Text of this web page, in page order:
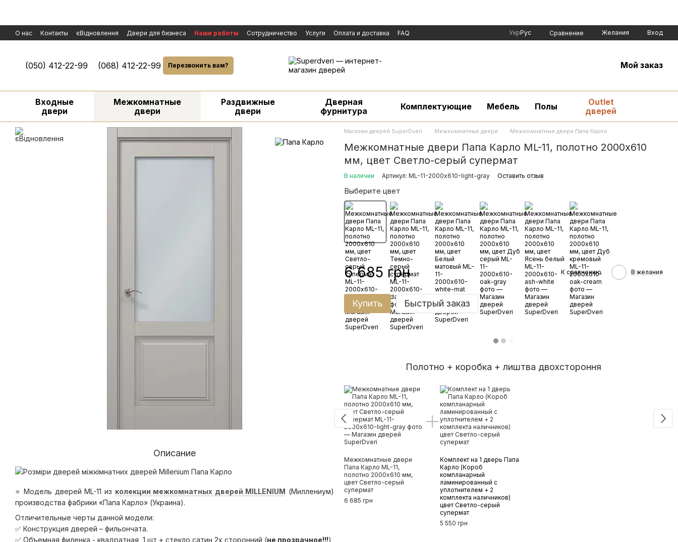
О нас Контакты єВідновлення Двери для бизнеса Наши работы Сотрудничество Услуги Оплата и доставка
FAQ
Политика конфиденциальности
Обмен и возврат Договор публичной оферты Бренды
Новости
УкрРус Сравнение Желания Вход
(050) 412-22-99 (068) 412-22-99 Перезвонить вам? Мой заказ
Входные
двери
Межкомнатные
двери
Раздвижные
двери
Дверная
фурнитура
Комплектующие Мебель Полы
Outlet
дверей
Описание
⭐️ Модель дверей ML-11 из колекции межкомнатных дверей MILLENIUM (Миллениум)
производства фабрики «Папа Карло» (Украина).
Отличительные черты данной модели:
✅ Конструкция дверей – фильончата.
✅ Объемная филенка - квадратная, 1 шт + стекло сатин 2х сторонний (не прозрачное!!!)
Магазин дверей SuperDveri Межкомнатные двери Межкомнатные двери Папа Карло
Межкомнатные двери Папа Карло ML-11, полотно 2000х610
мм, цвет Светло-серый супермат
В наличии Артикул: ML-11-2000х610-light-gray Оставить отзыв
Выберите цвет
6 685 грн К сравнению В желания
Купить Быстрый заказ
Полотно + коробка + лиштва двохстороння
Межкомнатные двери
Папа Карло ML-11,
полотно 2000х610 мм,
цвет Светло-серый
супермат
6 685 грн
Комплект на 1 дверь Папа
Карло (Короб
компланарный
ламинированный с
уплотнителем + 2
комплекта наличников)
цвет Светло-серый
супермат
5 550 грн